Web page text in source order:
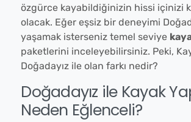
özgürce kayabildiğinizin hissi içinizi
olacak. Eğer eşsiz bir deneyimi
yaşamak isterseniz temel seviye
paketlerini inceleyebilirsiniz. Peki,
Doğadayız ile olan farkı nedir?
Doğadayız ile Kayak
Neden Eğlenceli?